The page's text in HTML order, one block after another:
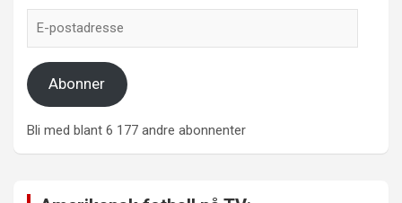
postadresse
Abonner
Bli med blant 6 177 andre abonnenter